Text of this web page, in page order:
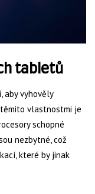
tabletů
vyhověly
těmito vlastnostmi je
schopné
nezbytné, což
které by jinak